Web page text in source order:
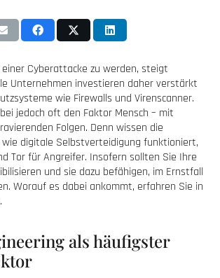
einer Cyberattacke zu werden, steigt
Unternehmen investieren daher verstärkt
wie Firewalls und Virenscanner.
jedoch oft den Faktor Mensch – mit
Folgen. Denn wissen die
digitale Selbstverteidigung funktioniert,
Tor für Angreifer. Insofern sollten Sie Ihre
und sie dazu befähigen, im Ernstfall
Worauf es dabei ankommt, erfahren Sie in
als häufigster